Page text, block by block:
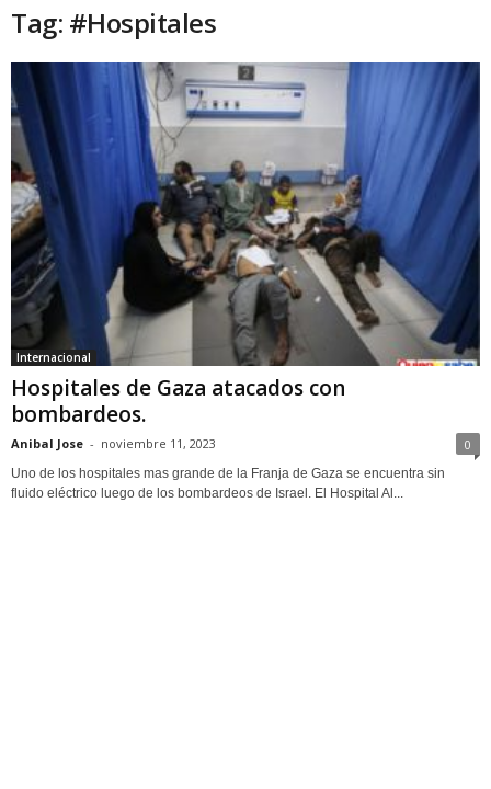
Tag: #Hospitales
Internacional
Hospitales de Gaza atacados con
bombardeos.
Anibal Jose - noviembre 11, 2023 0
Uno de los hospitales mas grande de la Franja de Gaza se encuentra sin
fluido eléctrico luego de los bombardeos de Israel. El Hospital Al...